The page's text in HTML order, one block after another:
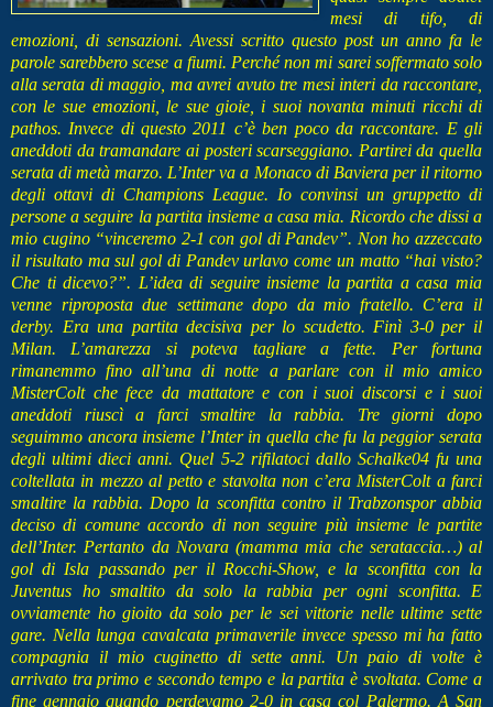
mesi di tifo, di
emozioni, di sensazioni. Avessi scritto questo post un anno fa le
parole sarebbero scese a fiumi. Perché non mi sarei soffermato solo
alla serata di maggio, ma avrei avuto tre mesi interi da raccontare,
con le sue emozioni, le sue gioie, i suoi novanta minuti ricchi di
pathos. Invece di questo 2011 c’è ben poco da raccontare. E gli
aneddoti da tramandare ai posteri scarseggiano. Partirei da quella
serata di metà marzo. L’Inter va a Monaco di Baviera per il ritorno
degli ottavi di Champions League. Io convinsi un gruppetto di
persone a seguire la partita insieme a casa mia. Ricordo che dissi a
mio cugino “vinceremo 2-1 con gol di Pandev”. Non ho azzeccato
il risultato ma sul gol di Pandev urlavo come un matto “hai visto?
Che ti dicevo?”. L’idea di seguire insieme la partita a casa mia
venne riproposta due settimane dopo da mio fratello. C’era il
derby. Era una partita decisiva per lo scudetto. Finì 3-0 per il
Milan. L’amarezza si poteva tagliare a fette. Per fortuna
rimanemmo fino all’una di notte a parlare con il mio amico
MisterColt che fece da mattatore e con i suoi discorsi e i suoi
aneddoti riuscì a farci smaltire la rabbia. Tre giorni dopo
seguimmo ancora insieme l’Inter in quella che fu la peggior serata
degli ultimi dieci anni. Quel 5-2 rifilatoci dallo Schalke04 fu una
coltellata in mezzo al petto e stavolta non c’era MisterColt a farci
smaltire la rabbia. Dopo la sconfitta contro il Trabzonspor abbia
deciso di comune accordo di non seguire più insieme le partite
dell’Inter. Pertanto da Novara (mamma mia che serataccia…) al
gol di Isla passando per il Rocchi-Show, e la sconfitta con la
Juventus ho smaltito da solo la rabbia per ogni sconfitta. E
ovviamente ho gioito da solo per le sei vittorie nelle ultime sette
gare. Nella lunga cavalcata primaverile invece spesso mi ha fatto
compagnia il mio cuginetto di sette anni. Un paio di volte è
arrivato tra primo e secondo tempo e la partita è svoltata. Come a
fine gennaio quando perdevamo 2-0 in casa col Palermo. A San